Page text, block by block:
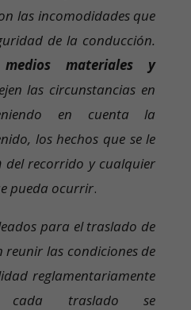
las incomodidades que
de la conducción.
medios materiales y
las circunstancias en
en cuenta la
los hechos que se le
del recorrido y cualquier
pueda ocurrir.
para el traslado de
reunir las condiciones de
reglamentariamente
cada traslado se